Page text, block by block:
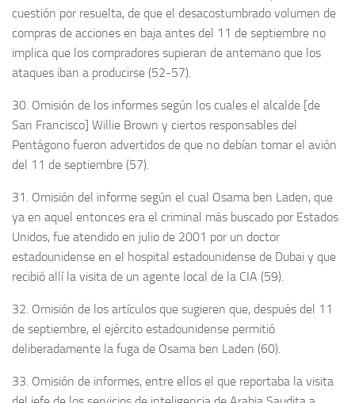
cuestión por resuelta, de que el desacostumbrado volumen de
compras de acciones en baja antes del 11 de septiembre no
implica que los compradores supieran de antemano que los
ataques iban a producirse (52-57).
30. Omisión de los informes según los cuales el alcalde [de
San Francisco] Willie Brown y ciertos responsables del
Pentágono fueron advertidos de que no debían tomar el avión
del 11 de septiembre (57).
31. Omisión del informe según el cual Osama ben Laden, que
ya en aquel entonces era el criminal más buscado por Estados
Unidos, fue atendido en julio de 2001 por un doctor
estadounidense en el hospital estadounidense de Dubai y que
recibió allí la visita de un agente local de la CIA (59).
32. Omisión de los artículos que sugieren que, después del 11
de septiembre, el ejército estadounidense permitió
deliberadamente la fuga de Osama ben Laden (60).
33. Omisión de informes, entre ellos el que reportaba la visita